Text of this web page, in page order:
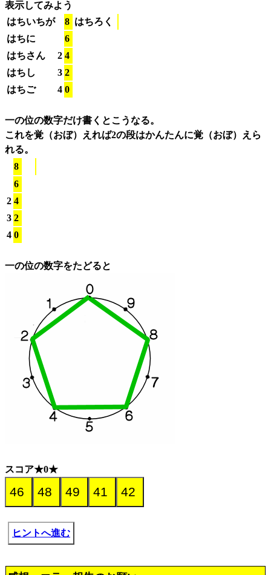
表示してみよう
はちいちが
8 はちろく
はちに
6
はちさん
2 4
はちし
3 2
はちご
4 0
一の位の数字だけ書くとこうなる。
これを覚（おぼ）えれば2の段はかんたんに覚（おぼ）えら
れる。
8
6
2 4
3 2
4 0
一の位の数字をたどると
スコア★0★
ヒントへ進む